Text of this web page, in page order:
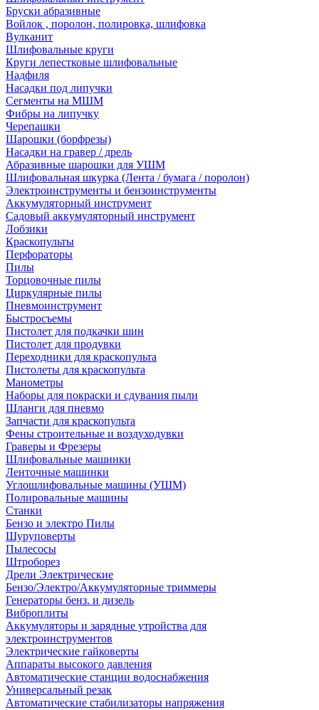
Бруски абразивные
Войлок , поролон, полировка, шлифовка
Вулканит
Шлифовальные круги
Круги лепестковые шлифовальные
Надфиля
Насадки под липучки
Сегменты на МШМ
Фибры на липучку
Черепашки
Шарошки (борфрезы)
Насадки на гравер / дрель
Абразивные шарошки для УШМ
Шлифовальная шкурка (Лента / бумага / поролон)
Электроинструменты и бензоинструменты
Аккумуляторный инструмент
Садовый аккумуляторный инструмент
Лобзики
Краскопульты
Перфораторы
Пилы
Торцовочные пилы
Циркулярные пилы
Пневмоинструмент
Быстросъемы
Пистолет для подкачки шин
Пистолет для продувки
Переходники для краскопульта
Пистолеты для краскопульта
Манометры
Наборы для покраски и сдувания пыли
Шланги для пневмо
Запчасти для краскопульта
Фены строительные и воздуходувки
Граверы и Фрезеры
Шлифовальные машинки
Ленточные машинки
Углошлифовальные машины (УШМ)
Полировальные машины
Станки
Бензо и электро Пилы
Шуруповерты
Пылесосы
Штроборез
Дрели Электрические
Бензо/Электро/Аккумуляторные триммеры
Генераторы бенз. и дизель
Виброплиты
Аккумуляторы и зарядные утройства для
электроинструментов
Электрические гайковерты
Аппараты высокого давления
Автоматические станции водоснабжения
Универсальный резак
Автоматические стабилизаторы напряжения